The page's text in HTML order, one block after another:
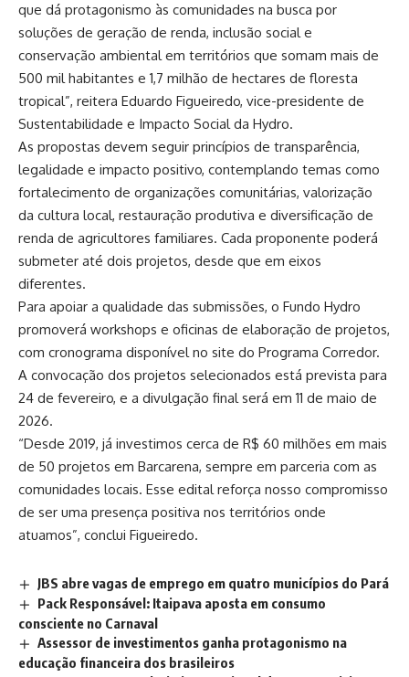
que dá protagonismo às comunidades na busca por
soluções de geração de renda, inclusão social e
conservação ambiental em territórios que somam mais de
500 mil habitantes e 1,7 milhão de hectares de floresta
tropical”, reitera Eduardo Figueiredo, vice-presidente de
Sustentabilidade e Impacto Social da Hydro.
As propostas devem seguir princípios de transparência,
legalidade e impacto positivo, contemplando temas como
fortalecimento de organizações comunitárias, valorização
da cultura local, restauração produtiva e diversificação de
renda de agricultores familiares. Cada proponente poderá
submeter até dois projetos, desde que em eixos
diferentes.
Para apoiar a qualidade das submissões, o Fundo Hydro
promoverá workshops e oficinas de elaboração de projetos,
com cronograma disponível no site do Programa Corredor.
A convocação dos projetos selecionados está prevista para
24 de fevereiro, e a divulgação final será em 11 de maio de
2026.
“Desde 2019, já investimos cerca de R$ 60 milhões em mais
de 50 projetos em Barcarena, sempre em parceria com as
comunidades locais. Esse edital reforça nosso compromisso
de ser uma presença positiva nos territórios onde
atuamos”, conclui Figueiredo.
JBS abre vagas de emprego em quatro municípios do Pará
Pack Responsável: Itaipava aposta em consumo
consciente no Carnaval
Assessor de investimentos ganha protagonismo na
educação financeira dos brasileiros